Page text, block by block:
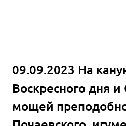
09.09.2023 На
Воскресного дня
мощей